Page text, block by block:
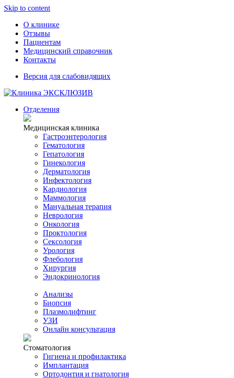
Skip to content
О клинике
Отзывы
Пациентам
Медицинский справочник
Контакты
Версия для слабовидящих
Отделения
Медицинская клиника
Гастроэнтерология
Гематология
Гепатология
Гинекология
Дерматология
Инфектология
Кардиология
Маммология
Мануальная терапия
Неврология
Онкология
Проктология
Сексология
Урология
Флебология
Хирургия
Эндокринология
Анализы
Биопсия
Плазмолифтинг
УЗИ
Онлайн консультация
Стоматология
Гигиена и профилактика
Имплантация
Ортодонтия и гнатология